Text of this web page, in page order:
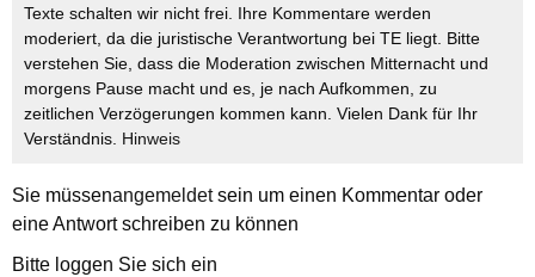
Texte schalten wir nicht frei. Ihre Kommentare werden
moderiert, da die juristische Verantwortung bei TE liegt. Bitte
verstehen Sie, dass die Moderation zwischen Mitternacht und
morgens Pause macht und es, je nach Aufkommen, zu
zeitlichen Verzögerungen kommen kann. Vielen Dank für Ihr
Verständnis. Hinweis
Sie müssenangemeldetsein um einen Kommentar oder
eine Antwort schreiben zu können
Bitte loggen Sie sich ein